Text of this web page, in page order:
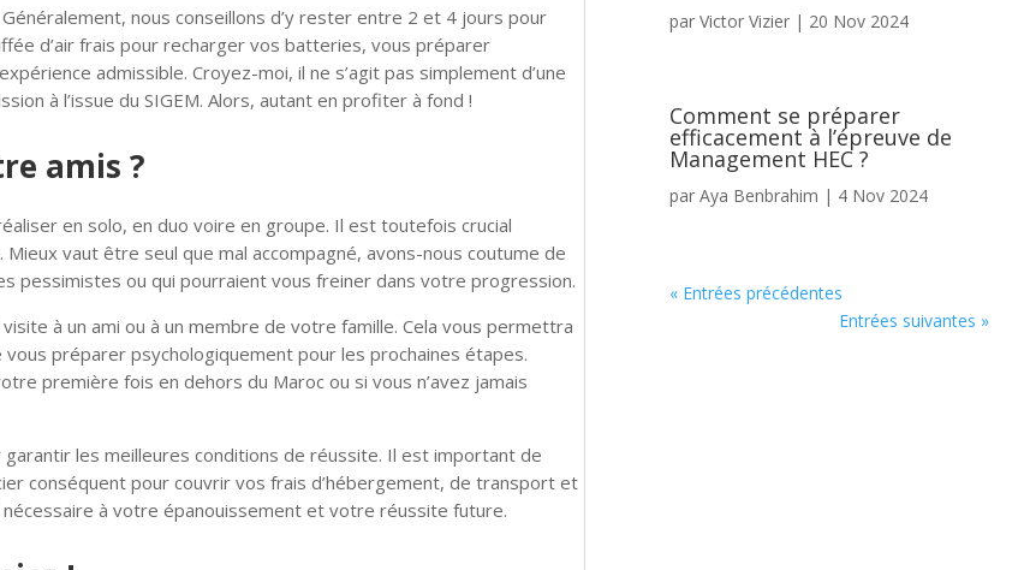
nous conseillons d’y rester entre 2 et 4 jours pour
d’air frais pour recharger vos batteries, vous préparer
admissible. Croyez-moi, il ne s’agit pas simplement d’une
à l’issue du SIGEM. Alors, autant en profiter à fond !
amis ?
en solo, en duo voire en groupe. Il est toutefois crucial
vaut être seul que mal accompagné, avons-nous coutume de
pessimistes ou qui pourraient vous freiner dans votre progression.
à un ami ou à un membre de votre famille. Cela vous permettra
préparer psychologiquement pour les prochaines étapes.
première fois en dehors du Maroc ou si vous n’avez jamais
les meilleures conditions de réussite. Il est important de
conséquent pour couvrir vos frais d’hébergement, de transport et
nécessaire à votre épanouissement et votre réussite future.
par Victor Vizier| 20 Nov 2024
Comment se préparer
efficacement à l’épreuve de
Management HEC ?
par Aya Benbrahim | 4 Nov 2024
« Entrées précédentes
Entrées suivantes »